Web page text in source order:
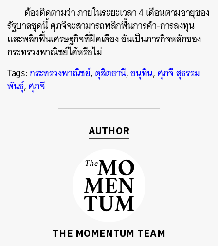
ต้องติดตามว่า ภายในระยะเวลา 4 เดือนตามอายุของ
รัฐบาลชุดนี้ ศุภจีจะสามารถพลิกฟื้นการค้า-การลงทุน
และพลิกฟื้นเศรษฐกิจที่ฝืดเคือง อันเป็นภารกิจหลักของ
กระทรวงพาณิชย์ได้หรือไม่
Tags:กระทรวงพาณิชย์,ดุสิตธานี,อนุทิน,ศุภจี สุธรรม
พันธุ์,ศุภจี
AUTHOR
THE MOMENTUM TEAM
SHARE TWEET LINE EMAIL